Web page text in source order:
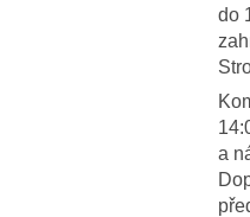
do
a